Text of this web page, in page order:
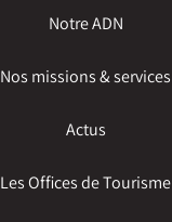
Notre ADN
Nos missions & services
Actus
Les Offices de Tourisme